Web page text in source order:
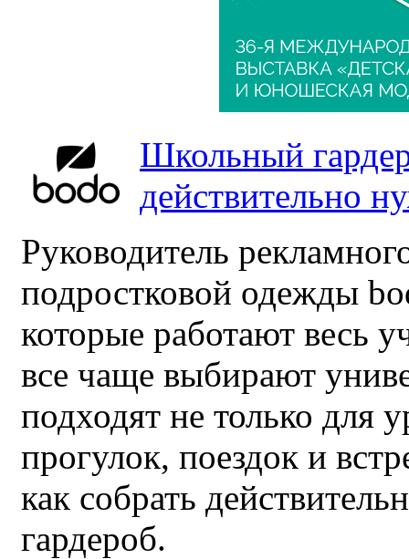
Школьный
действительно
Руководитель
подростковой одежды
которые работают весь
все чаще выбирают
подходят не только для
прогулок, поездок и
как собрать
гардероб.